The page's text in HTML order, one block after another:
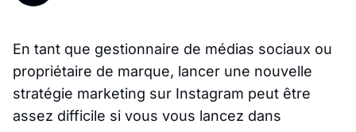
En tant que gestionnaire de médias sociaux ou
propriétaire de marque, lancer une nouvelle
stratégie marketing sur Instagram peut être
assez difficile si vous vous lancez dans